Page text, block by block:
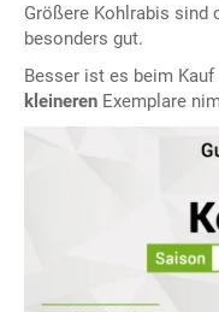
Größere Kohlrabis sind
besonders gut.
Besser ist es beim
kleineren Exemplare